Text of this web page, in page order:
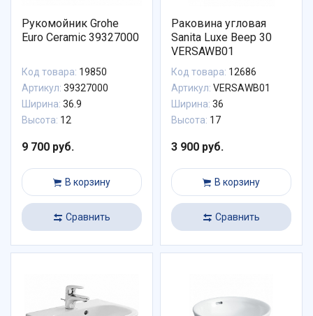
Рукомойник Grohe
Euro Ceramic 39327000
Код товара: 19850
Артикул: 39327000
Ширина: 36.9
Высота: 12
9 700 руб.
В корзину
Сравнить
Раковина угловая
Sanita Luxe Веер 30
VERSAWB01
Код товара: 12686
Артикул: VERSAWB01
Ширина: 36
Высота: 17
3 900 руб.
В корзину
Сравнить